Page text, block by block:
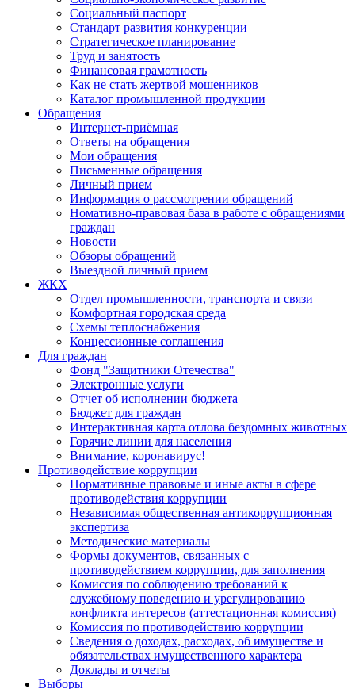
Социальный паспорт
Стандарт развития конкуренции
Стратегическое планирование
Труд и занятость
Финансовая грамотность
Как не стать жертвой мошенников
Каталог промышленной продукции
Обращения
Интернет-приёмная
Ответы на обращения
Мои обращения
Письменные обращения
Личный прием
Информация о рассмотрении обращений
Номативно-правовая база в работе с обращениями
граждан
Новости
Обзоры обращений
Выездной личный прием
ЖКХ
Отдел промышленности, транспорта и связи
Комфортная городская среда
Схемы теплоснабжения
Концессионные соглашения
Для граждан
Фонд "Защитники Отечества"
Электронные услуги
Отчет об исполнении бюджета
Бюджет для граждан
Интерактивная карта отлова бездомных животных
Горячие линии для населения
Внимание, коронавирус!
Противодействие коррупции
Нормативные правовые и иные акты в сфере
противодействия коррупции
Независимая общественная антикоррупционная
экспертиза
Методические материалы
Формы документов, связанных с
противодействием коррупции, для заполнения
Комиссия по соблюдению требований к
служебному поведению и урегулированию
конфликта интересов (аттестационная комиссия)
Комиссия по противодействию коррупции
Сведения о доходах, расходах, об имуществе и
обязательствах имущественного характера
Доклады и отчеты
Выборы